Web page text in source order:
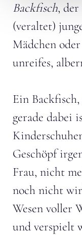
Backfisch, der
(veraltet)
Mädchen
unreifes,
Ein
gerade dabei
Geschöpf
Frau, nicht
noch nicht
Wesen voller
und verspielt